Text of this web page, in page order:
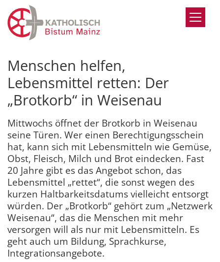
Zum Inhalt springen
Menschen helfen,
Lebensmittel retten: Der
„Brotkorb“ in Weisenau
Mittwochs öffnet der Brotkorb in Weisenau
seine Türen. Wer einen Berechtigungsschein
hat, kann sich mit Lebensmitteln wie Gemüse,
Obst, Fleisch, Milch und Brot eindecken. Fast
20 Jahre gibt es das Angebot schon, das
Lebensmittel „rettet“, die sonst wegen des
kurzen Haltbarkeitsdatums vielleicht entsorgt
würden. Der „Brotkorb“ gehört zum „Netzwerk
Weisenau“, das die Menschen mit mehr
versorgen will als nur mit Lebensmitteln. Es
geht auch um Bildung, Sprachkurse,
Integrationsangebote.